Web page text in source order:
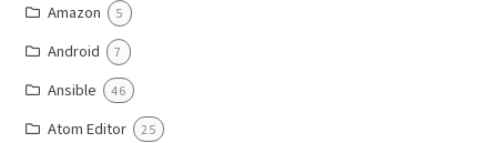
Amazon 5
Android 7
Ansible 46
Atom Editor 25